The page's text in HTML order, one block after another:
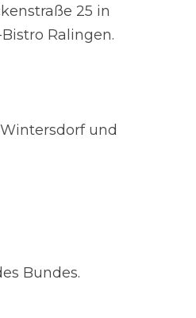
25 in
Ralingen.
und
Bundes.